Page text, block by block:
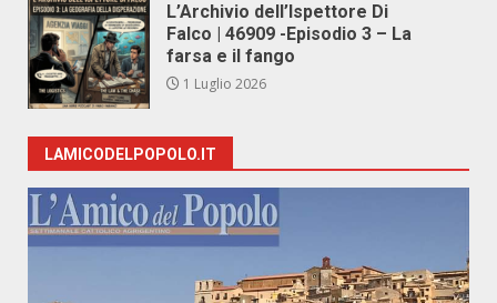
L’Archivio dell’Ispettore Di
Falco | 46909 -Episodio 3 – La
farsa e il fango
1 Luglio 2026
LAMICODELPOPOLO.IT